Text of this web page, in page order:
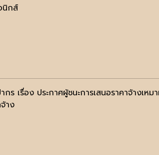
นิกส์
กร เรื่อง ประกาศผู้ชนะการเสนอราคาจ้างเห
าง